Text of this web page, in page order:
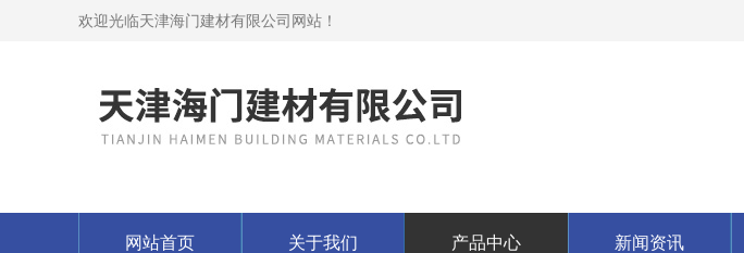
欢迎光临天津海门建材有限公司网站！
网站首页 关于我们 产品中心 新闻资讯